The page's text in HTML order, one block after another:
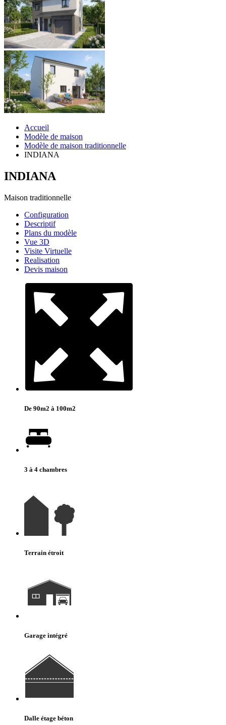
Accueil
Modèle de maison
Modèle de maison traditionnelle
INDIANA
INDIANA
Maison traditionnelle
Configuration
Descriptif
Plans du modèle
Vue 3D
Visite Virtuelle
Realisation
Devis maison
De 90m2 à 100m2
3 à 4 chambres
Terrain étroit
Garage intégré
Dalle étage béton